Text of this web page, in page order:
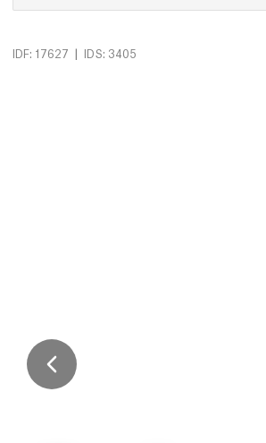
IDF: 17627 | IDS: 3405